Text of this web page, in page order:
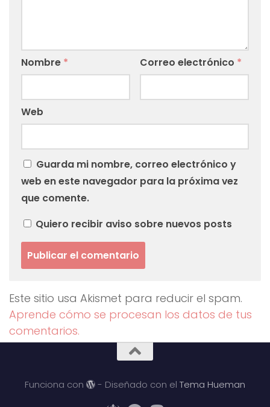
Nombre * Correo electrónico *
Web
Guarda mi nombre, correo electrónico y
web en este navegador para la próxima vez
que comente.
Quiero recibir aviso sobre nuevos posts
Este sitio usa Akismet para reducir el spam.
Aprende cómo se procesan los datos de tus
comentarios.
Funciona con - Diseñado con el Tema Hueman